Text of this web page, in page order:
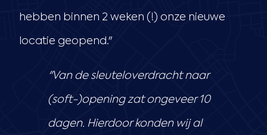
hebben binnen 2 weken (!) onze nieuwe
locatie geopend."
"Van de sleuteloverdracht naar
(soft-)opening zat ongeveer 10
dagen. Hierdoor konden wij al